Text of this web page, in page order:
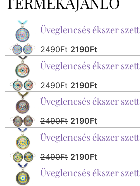
Üveglencsés ékszer szett
2490Ft 2190Ft
Üveglencsés ékszer szett
2490Ft 2190Ft
Üveglencsés ékszer szett
2490Ft 2190Ft
Üveglencsés ékszer szett
2490Ft 2190Ft
Üveglencsés ékszer szett